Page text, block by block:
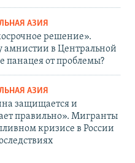
АЗИЯ
решение».
амнистии в Центральной
панацея от проблемы?
АЗИЯ
защищается и
правильно». Мигранты
кризисе в России